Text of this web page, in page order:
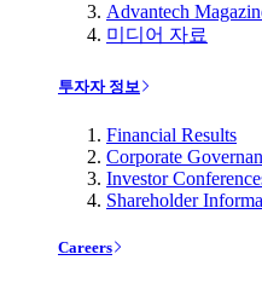
Advantech
미디어 자료
투자자 정보
Financial Results
Corporate
Investor
Shareholder
Careers